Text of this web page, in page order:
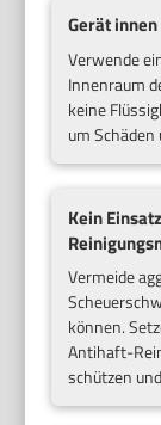
Gerät
Verwende
Innenraum
keine
um
Kein
Vermeide
können.
Antihaft-
schützen